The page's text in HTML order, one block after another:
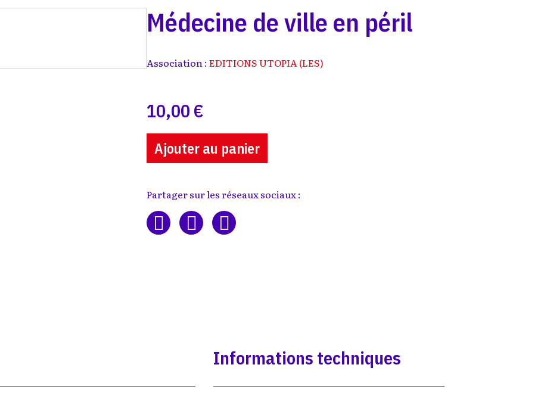
Médecine de ville en péril
Association : EDITIONS UTOPIA (LES)
10,00 €
Ajouter au panier
Partager sur les réseaux sociaux :
Informations techniques